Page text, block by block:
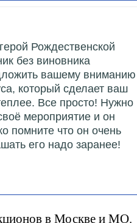
Рождественской
без виновника
вашему вниманию
который сделает ваш
Все просто! Нужно
мероприятие и он
помните что он очень
его надо заранее!
в Москве и МО.